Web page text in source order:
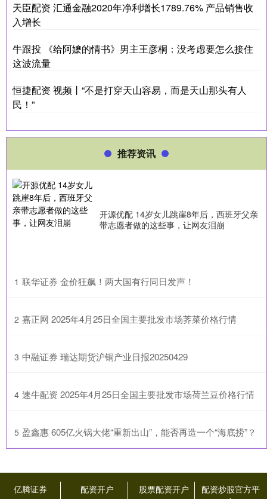
天臣配资 汇通金融2020年净利增长1789.76% 产品销售收
入增长
牛跟投 《给阿嬷的情书》男主王彦桐：没考虑要怎么接住
这波流量
恒捷配资 视频丨“不是打穿天山容易，而是天山那头有人
民！”
推荐资讯
开源优配 14岁女儿跳崖8年后，西班牙父亲
带志愿者做的这些事，让网友泪崩
1 ​联华证券 金价狂飙！两大国有行同日发声！
2 ​嘉正网 2025年4月25日全国主要批发市场荠菜价格行情
3 ​中融证券 瑞达期货沪铜产业日报20250429
4 ​速牛配资 2025年4月25日全国主要批发市场荷兰豆价格行情
5 ​盈鑫惠 605亿火锅大佬“重新出山”，能否再造一个“海底捞”？
亿腾证券 配资开户 股票配资开户
配资炒股官方平